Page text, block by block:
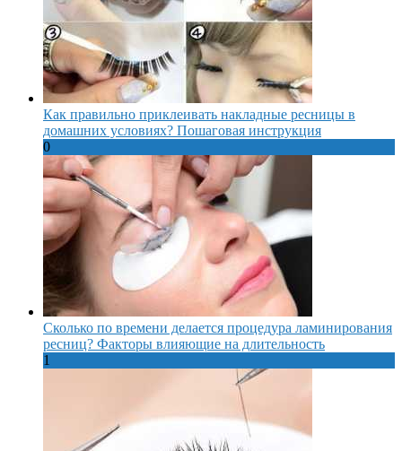
Как правильно приклеивать накладные ресницы в
домашних условиях? Пошаговая инструкция
0
Сколько по времени делается процедура ламинирования
ресниц? Факторы влияющие на длительность
1